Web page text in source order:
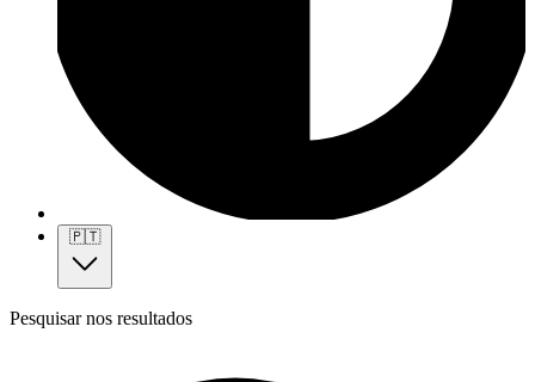
🇵🇹
Pesquisar nos resultados